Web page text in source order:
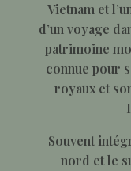
Vietnam et
d’un voyage
patrimoine
connue pour
royaux et
Souvent
nord et le